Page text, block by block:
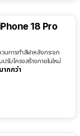
18 Pro
นการทำสีฝาหลังกระจก
รับโครงสร้างภายในใหม่
มากกว่า